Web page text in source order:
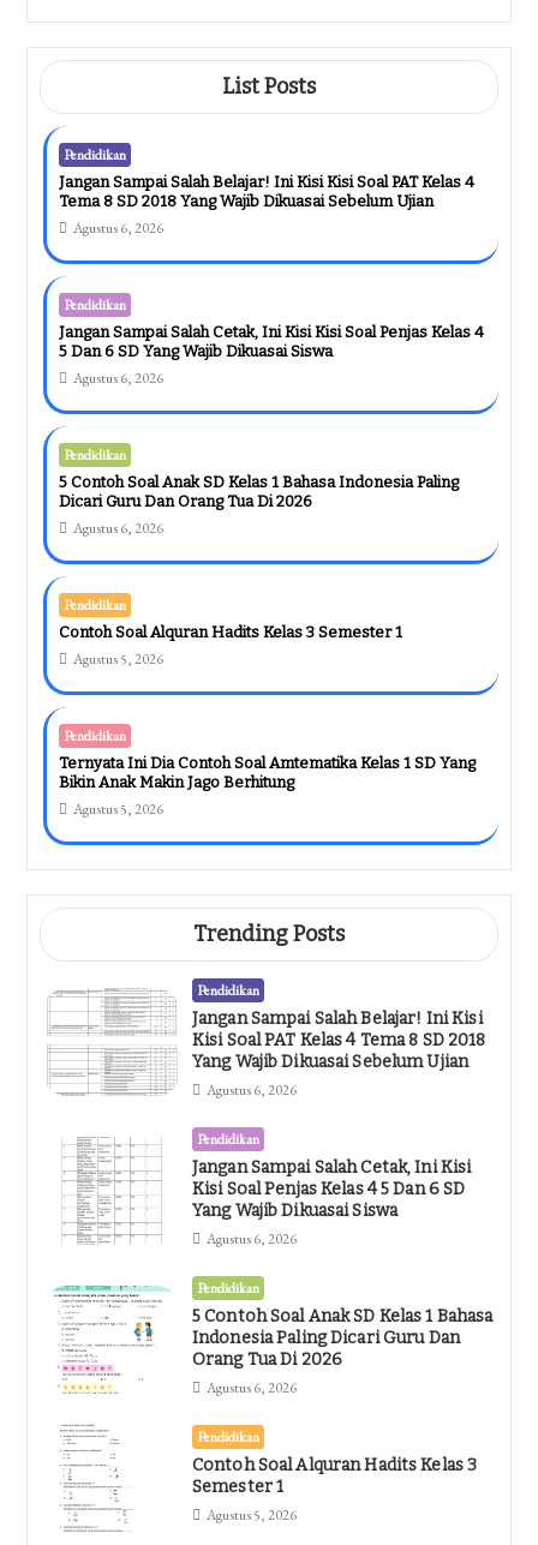
Amtematika Kelas 1 SD Yang Bikin
Anak Makin Jago Berhitung
Agustus 5, 2026
List Posts
Pendidikan
Jangan Sampai Salah Belajar! Ini Kisi Kisi Soal PAT Kelas 4
Tema 8 SD 2018 Yang Wajib Dikuasai Sebelum Ujian
Agustus 6, 2026
Pendidikan
Jangan Sampai Salah Cetak, Ini Kisi Kisi Soal Penjas Kelas 4
5 Dan 6 SD Yang Wajib Dikuasai Siswa
Agustus 6, 2026
Pendidikan
5 Contoh Soal Anak SD Kelas 1 Bahasa Indonesia Paling
Dicari Guru Dan Orang Tua Di 2026
Agustus 6, 2026
Pendidikan
Contoh Soal Alquran Hadits Kelas 3 Semester 1
Agustus 5, 2026
Pendidikan
Ternyata Ini Dia Contoh Soal Amtematika Kelas 1 SD Yang
Bikin Anak Makin Jago Berhitung
Agustus 5, 2026
Trending Posts
Pendidikan
Jangan Sampai Salah Belajar! Ini Kisi
Kisi Soal PAT Kelas 4 Tema 8 SD 2018
Yang Wajib Dikuasai Sebelum Ujian
Agustus 6, 2026
Pendidikan
Jangan Sampai Salah Cetak, Ini Kisi
Kisi Soal Penjas Kelas 4 5 Dan 6 SD
Yang Wajib Dikuasai Siswa
Agustus 6, 2026
Pendidikan
5 Contoh Soal Anak SD Kelas 1 Bahasa
Indonesia Paling Dicari Guru Dan
Orang Tua Di 2026
Agustus 6, 2026
Pendidikan
Contoh Soal Alquran Hadits Kelas 3
Semester 1
Agustus 5, 2026